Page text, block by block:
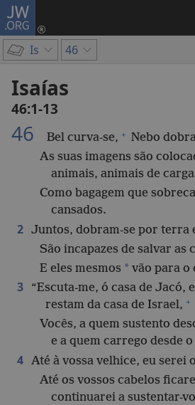
JW.ORG
Is 46
Isaías
46:1-13
46 Bel curva-se, + Nebo
As suas imagens são
animais, animais de
Como bagagem que
cansados.
2 Juntos, dobram-se por terra
São incapazes de salvar as
E eles mesmos * vão para o
3
“Escuta-me, ó casa de Jacó,
restam da casa de Israel, +
Vocês, a quem sustento
e a quem carrego desde
4 Até à vossa velhice, eu serei
Até os vossos cabelos
continuarei a sustentar-